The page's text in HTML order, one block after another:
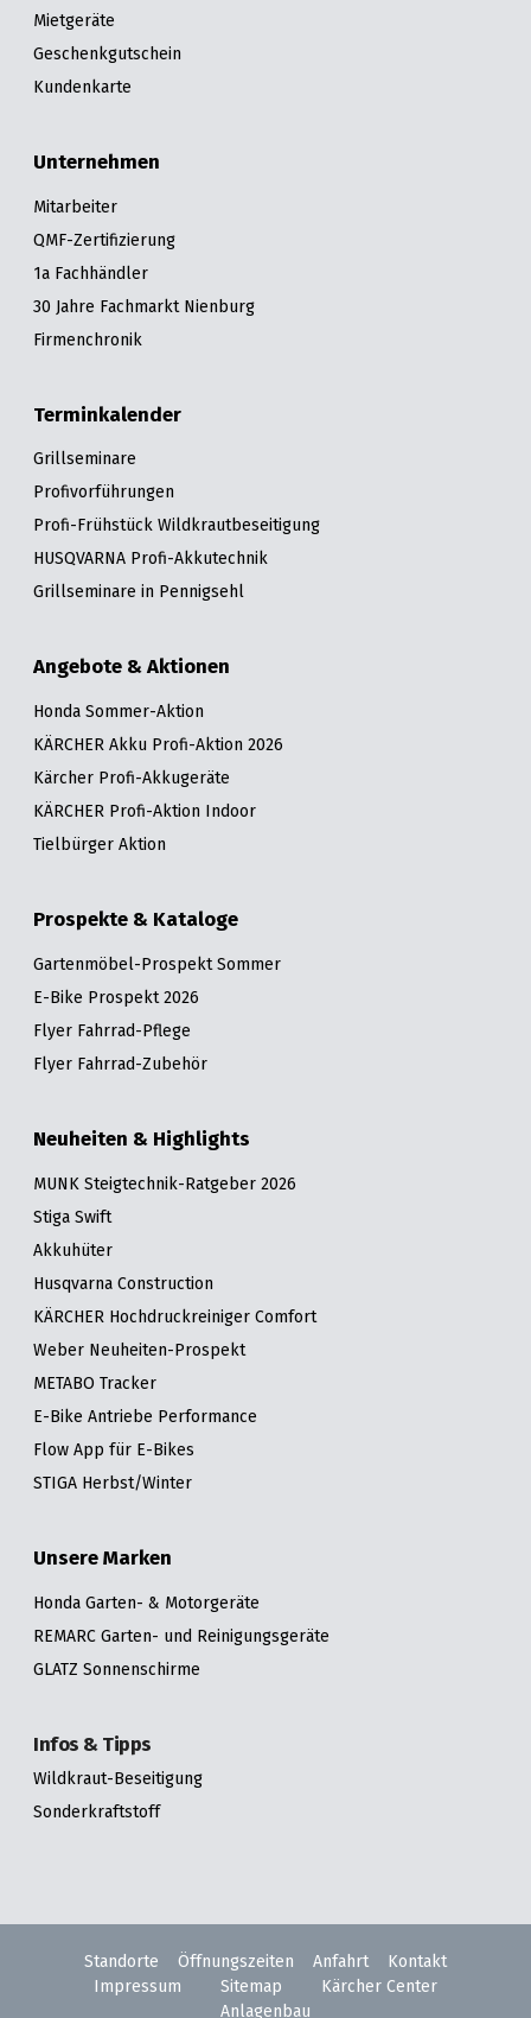
Mietgeräte
Geschenkgutschein
Kundenkarte
Unternehmen
Mitarbeiter
QMF-Zertifizierung
1a Fachhändler
30 Jahre Fachmarkt Nienburg
Firmenchronik
Terminkalender
Grillseminare
Profivorführungen
Profi-Frühstück Wildkrautbeseitigung
HUSQVARNA Profi-Akkutechnik
Grillseminare in Pennigsehl
Angebote & Aktionen
Honda Sommer-Aktion
KÄRCHER Akku Profi-Aktion 2026
Kärcher Profi-Akkugeräte
KÄRCHER Profi-Aktion Indoor
Tielbürger Aktion
Prospekte & Kataloge
Gartenmöbel-Prospekt Sommer
E-Bike Prospekt 2026
Flyer Fahrrad-Pflege
Flyer Fahrrad-Zubehör
Neuheiten & Highlights
MUNK Steigtechnik-Ratgeber 2026
Stiga Swift
Akkuhüter
Husqvarna Construction
KÄRCHER Hochdruckreiniger Comfort
Weber Neuheiten-Prospekt
METABO Tracker
E-Bike Antriebe Performance
Flow App für E-Bikes
STIGA Herbst/Winter
Unsere Marken
Honda Garten- & Motorgeräte
REMARC Garten- und Reinigungsgeräte
GLATZ Sonnenschirme
Infos & Tipps
Wildkraut-Beseitigung
Sonderkraftstoff
Standorte Öffnungszeiten Anfahrt
Kontakt
Impressum
Sitemap
Kärcher Center
Anlagenbau